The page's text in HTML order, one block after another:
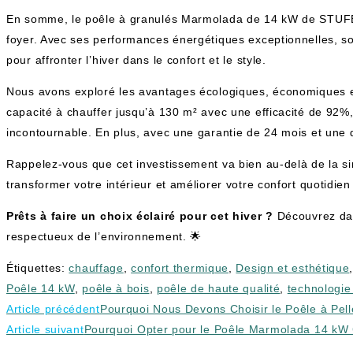
En somme, le poêle à granulés Marmolada de 14 kW de
foyer. Avec ses performances énergétiques exceptionnelles,
pour affronter l’hiver dans le confort et le style.
Nous avons exploré les avantages écologiques,
capacité à chauffer jusqu’à 130 m² avec une efficacité de
incontournable. En plus, avec une garantie de 24 mois et
Rappelez-vous que cet investissement va bien au-delà de la
transformer votre intérieur et améliorer votre confort quotidien
Prêts à faire un choix éclairé pour cet hiver ? Découvrez
respectueux de l’environnement. 🌟
Étiquettes:chauffage confort thermique Design et esthétique
Poêle 14 kW, poêle à bois poêle de haute qualité
Read
more
Article précédentPourquoi Nous Devons Choisir le Poêle à
Article suivantPourquoi Opter pour le Poêle Marmolada 14 kW